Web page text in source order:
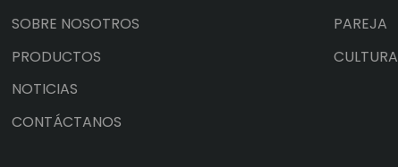
SOBRE NOSOTROS
PRODUCTOS
NOTICIAS
CONTÁCTANOS
PAREJA
CULTURA